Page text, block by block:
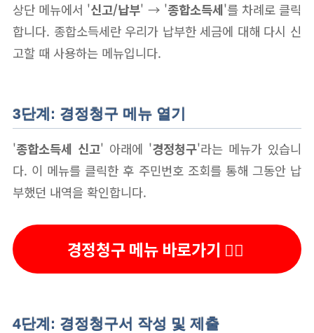
상단 메뉴에서 '신고/납부' → '종합소득세'를 차례로 클릭
합니다. 종합소득세란 우리가 납부한 세금에 대해 다시 신
고할 때 사용하는 메뉴입니다.
3단계: 경정청구 메뉴 열기
'종합소득세 신고' 아래에 '경정청구'라는 메뉴가 있습니
다. 이 메뉴를 클릭한 후 주민번호 조회를 통해 그동안 납
부했던 내역을 확인합니다.
경정청구 메뉴 바로가기 👆🏻
4단계: 경정청구서 작성 및 제출